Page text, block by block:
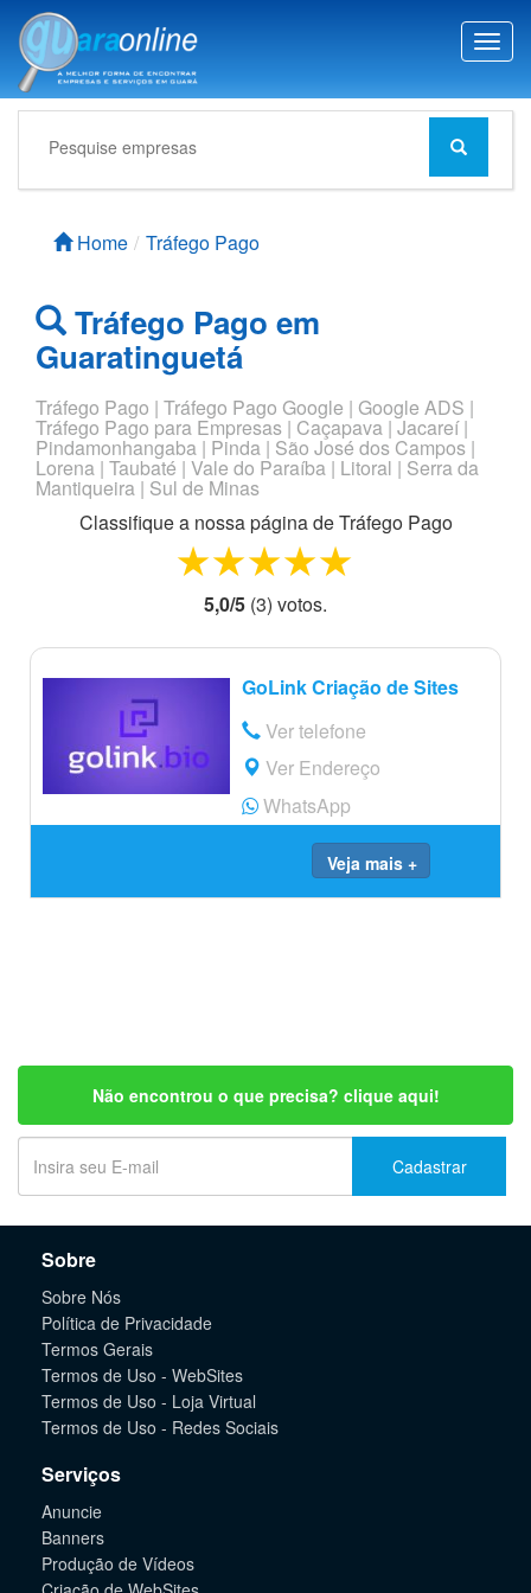
T
o
g
g
n
Home Tráfego Pago
Tráfego Pago em
Guaratinguetá
Tráfego Pago | Tráfego Pago Google | Google ADS |
Tráfego Pago para Empresas | Caçapava | Jacareí |
Pindamonhangaba | Pinda | São José dos Campos |
Lorena | Taubaté | Vale do Paraíba | Litoral | Serra da
Mantiqueira | Sul de Minas
Classifique a nossa página deTráfego Pago
4 stars
3 stars
2 stars
1 star
5,0/5 (3) votos.
GoLink Criação de Sites
Ver telefone
Ver Endereço
WhatsApp
Veja mais +
Não encontrou o que precisa? clique aqui!
Cadastrar
Sobre
Sobre Nós
Política de Privacidade
Termos Gerais
Termos de Uso - WebSites
Termos de Uso - Loja Virtual
Termos de Uso - Redes Sociais
Serviços
Anuncie
Banners
Produção de Vídeos